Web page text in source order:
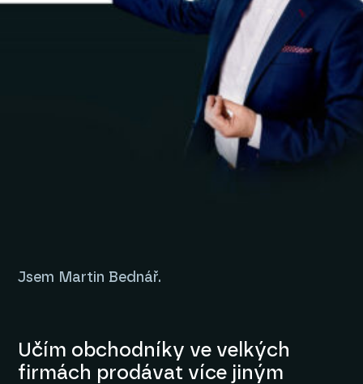
Jsem Martin Bednář.
Učím obchodníky ve velkých
firmách prodávat více jiným